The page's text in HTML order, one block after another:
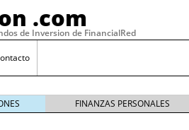
.com
de Inversion de FinancialRed
FINANZAS PERSONALES